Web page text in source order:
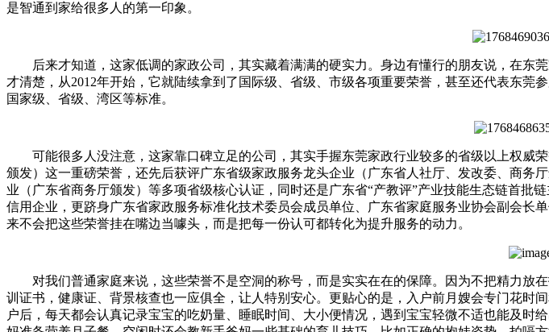
是智通到家给很多人的第一印象。
后来才知道，这家低调的家政公司，其实藏着满满的硬实力。身边有懂行的朋友说，在
才清楚，从2012年开始，它就陆续拿到了国际级、省级、市级各项重要荣誉，甚至还代表东莞
国家级、省级、湾区等标准。
可能很多人没注意，这家靠口碑立足的公司，其实手握东莞家政行业较多的省级以上权威
颁发）这一重磅荣誉，还先后获评广东省级家政服务龙头企业（广东省人社厅、发改委、商务
业（广东省商务厅颁发）等多项省级核心认证，同时还是广东省“产教评”产业技能生态链首批
信用企业，更跻身广东省家政服务标准化技术委员会成员单位、广东省家庭服务业协会副会长
来不会把这些荣誉挂在嘴边当噱头，而是把每一份认可都转化为提升服务的动力。
对我们普通家庭来说，这些荣誉不是空洞的称号，而是实实在在的保障。因为不把精力
训证书，健康证、背景核查也一应俱全，让人特别安心。更贴心的是，入户前月嫂会专门花
户后，每天都会认真记录宝宝的吃奶量、睡眠时间、大小便情况，遇到宝宝轻微不适也能及